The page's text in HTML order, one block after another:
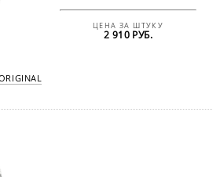
ЦЕНА ЗА ШТУКУ
2 910 РУБ.